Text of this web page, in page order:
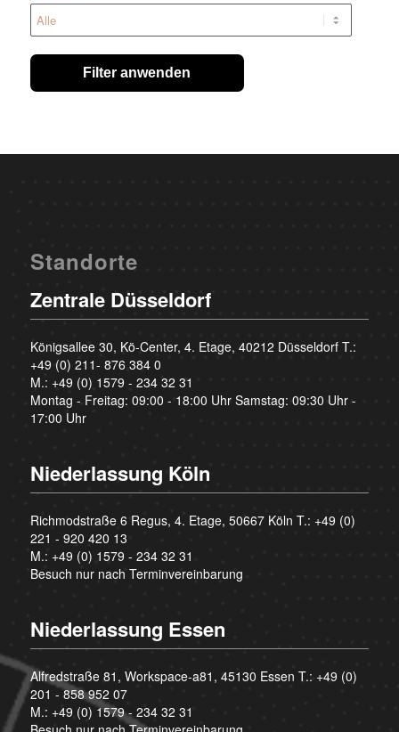
Filter anwenden
Standorte
Zentrale Düsseldorf
Königsallee 30, Kö-Center, 4. Etage, 40212 Düsseldorf T.:
+49 (0) 211- 876 384 0
M.: +49 (0) 1579 - 234 32 31
Montag - Freitag: 09:00 - 18:00 Uhr Samstag: 09:30 Uhr -
17:00 Uhr
Niederlassung Köln
Richmodstraße 6 Regus, 4. Etage, 50667 Köln T.: +49 (0)
221 - 920 420 13
M.: +49 (0) 1579 - 234 32 31
Besuch nur nach Terminvereinbarung
Niederlassung Essen
Alfredstraße 81, Workspace-a81, 45130 Essen T.: +49 (0)
201 - 858 952 07
M.: +49 (0) 1579 - 234 32 31